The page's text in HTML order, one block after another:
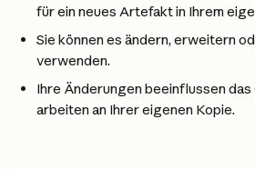
für ein neues Artefakt in Ihrem
Sie können es ändern, erweitern
verwenden.
Ihre Änderungen beeinflussen das
arbeiten an Ihrer eigenen Kopie.